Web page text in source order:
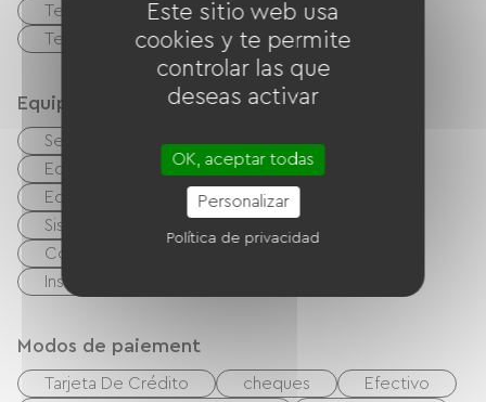
Terreno privado cercado
Garaje
Terraza
Equipos
Secadora de ropa
Lave linge
Equipo de planchado
Secador de pelo
Equipo para bebés
Salón de jardín
Sistema de alta fidelidad
Computadora disponible
Instalaciones sanitarias comunes
Modos de paiement
Tarjeta De Crédito cheques
Efectivo
Este sitio web usa
cookies y te permite
controlar las que
deseas activar
OK, aceptar todas
Personalizar
Política de privacidad